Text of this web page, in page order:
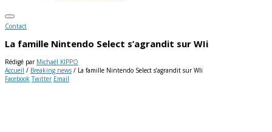
Contact
La famille Nintendo Select s’agrandit sur WIi
Rédigé par Michaël KIPPO
Accueil / Breaking news / La famille Nintendo Select s’agrandit sur WIi
Facebook Twitter Email